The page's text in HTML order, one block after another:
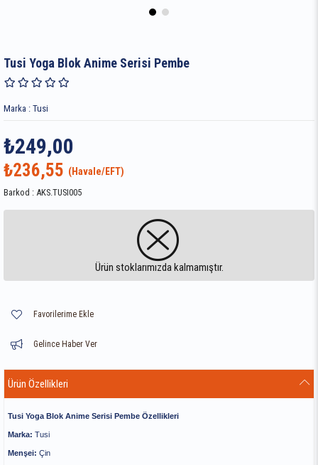
Tusi Yoga Blok Anime Serisi Pembe
Marka : Tusi
₺249,00
₺236,55
Barkod : AKS.TUSI005
Ürün stoklarımızda kalmamıştır.
Favorilerime Ekle
Gelince Haber Ver
Ürün Özellikleri
Tusi Yoga Blok Anime Serisi Pembe Özellikleri
Marka: Tusi
Menşei: Çin